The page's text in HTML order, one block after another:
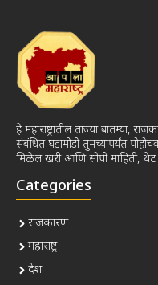
हे महाराष्ट्रातील ताज्या बातम्या,
संबंधित घडामोडी तुमच्यापर्यंत
मिळेल खरी आणि सोपी माहिती, थेट
Categories
राजकारण
महाराष्ट्र
देश